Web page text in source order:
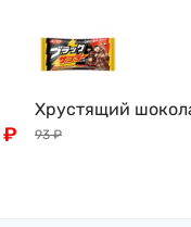
₽
Хрустящий
какао-батончик в
93 ₽